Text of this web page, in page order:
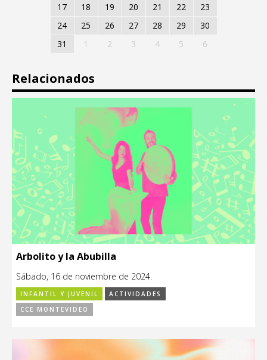
17
18 19 20 21 22
23
24
25 26 27 28 29
30
31
1 2 3 4 5 6
Relacionados
Arbolito y la Abubilla
Sábado, 16 de noviembre de 2024.
INFANTIL Y JUVENIL
ACTIVIDADES
CCE MONTEVIDEO